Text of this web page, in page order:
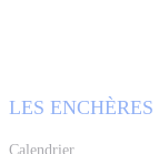
LES ENCHÈRES
Calendrier